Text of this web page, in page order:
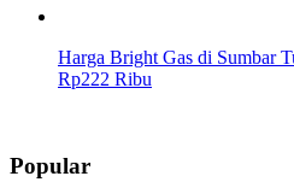
Harga Bright Gas di Sumbar
Rp222 Ribu
Popular